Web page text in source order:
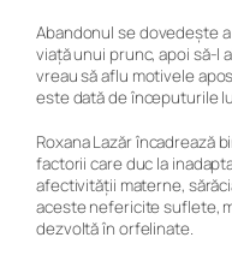
Abandonul se dovedește
viață unui prunc, apoi să-l
vreau să aflu motivele
este dată de începuturile
Roxana Lazăr încadrează
factorii care duc la
afectivității materne,
aceste nefericite suflete,
dezvoltă în orfelinate.